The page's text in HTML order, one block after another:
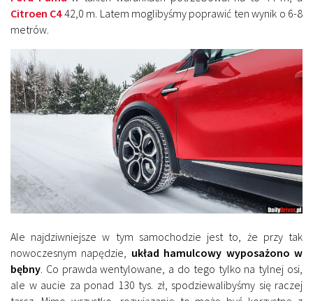
Citroen C442,0 m. Latem moglibyśmy poprawić ten wynik o 6-8
metrów.
Ale najdziwniejsze w tym samochodzie jest to, że przy tak
nowoczesnym napędzie, układ hamulcowy wyposażono w
bębny . Co prawda wentylowane, a do tego tylko na tylnej osi,
ale w aucie za ponad 130 tys. zł, spodziewalibyśmy się raczej